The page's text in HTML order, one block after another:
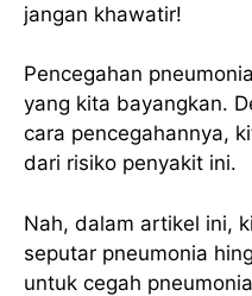
jangan khawatir!
Pencegahan
yang kita bayangkan.
cara pencegahannya,
dari risiko penyakit ini.
Nah, dalam artikel ini,
seputar pneumonia
untuk cegah